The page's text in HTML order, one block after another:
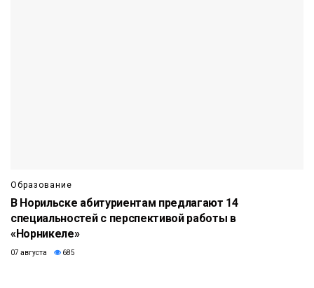
Образование
В Норильске абитуриентам предлагают 14
специальностей с перспективой работы в
«Норникеле»
07 августа 685